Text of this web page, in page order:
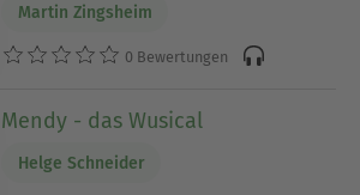
Martin Zingsheim
0 Bewertungen
Mendy - das Wusical
Helge Schneider